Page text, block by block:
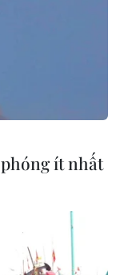
ít nhất